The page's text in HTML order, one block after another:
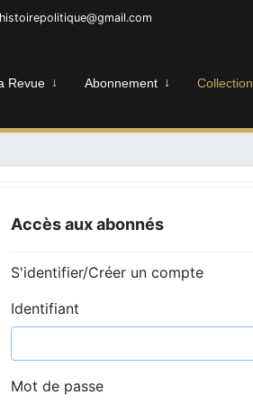
Revue Abonnement Collection
Accès aux abonnés
S'identifier/Créer un compte
Identifiant
Mot de passe